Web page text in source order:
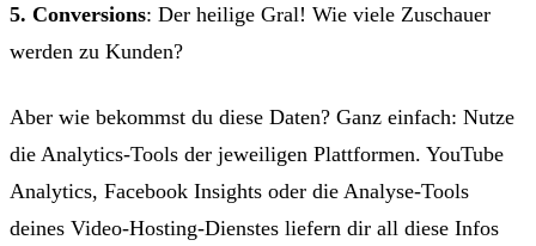
5. Conversions: Der heilige Gral! Wie viele Zuschauer
werden zu Kunden?
Aber wie bekommst du diese Daten? Ganz einfach: Nutze
die Analytics-Tools der jeweiligen Plattformen. YouTube
Analytics, Facebook Insights oder die Analyse-Tools
deines Video-Hosting-Dienstes liefern dir all diese Infos